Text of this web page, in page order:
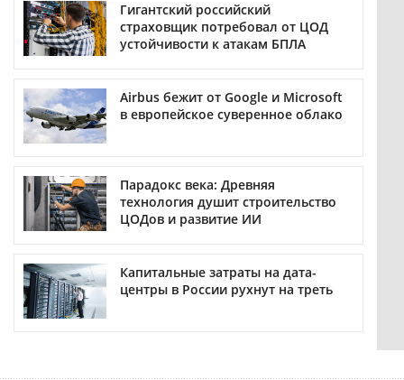
Гигантский российский
страховщик потребовал от ЦОД
устойчивости к атакам БПЛА
Airbus бежит от Google и Microsoft
в европейское суверенное облако
Парадокс века: Древняя
технология душит строительство
ЦОДов и развитие ИИ
Капитальные затраты на дата-
центры в России рухнут на треть